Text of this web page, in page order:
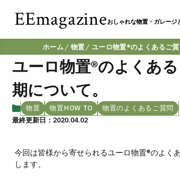
EEmagazine おしゃれな物置・ガレージ
ホーム 物置 ユーロ物置®︎のよくあるご
ユーロ物置®︎のよくあ
期について。
物置 物置HOW TO
物置のよくあるご質問
最終更新日：2020.04.02
今回は皆様から寄せられるユーロ物置®︎のよく
します。